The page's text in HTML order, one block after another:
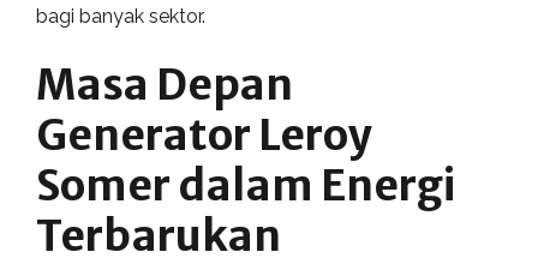
bagi banyak sektor.
Masa Depan
Generator Leroy
Somer dalam Energi
Terbarukan